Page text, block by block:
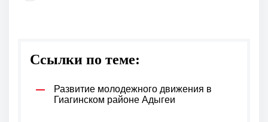
Ссылки по теме:
Развитие молодежного движения в
Гиагинском районе Адыгеи